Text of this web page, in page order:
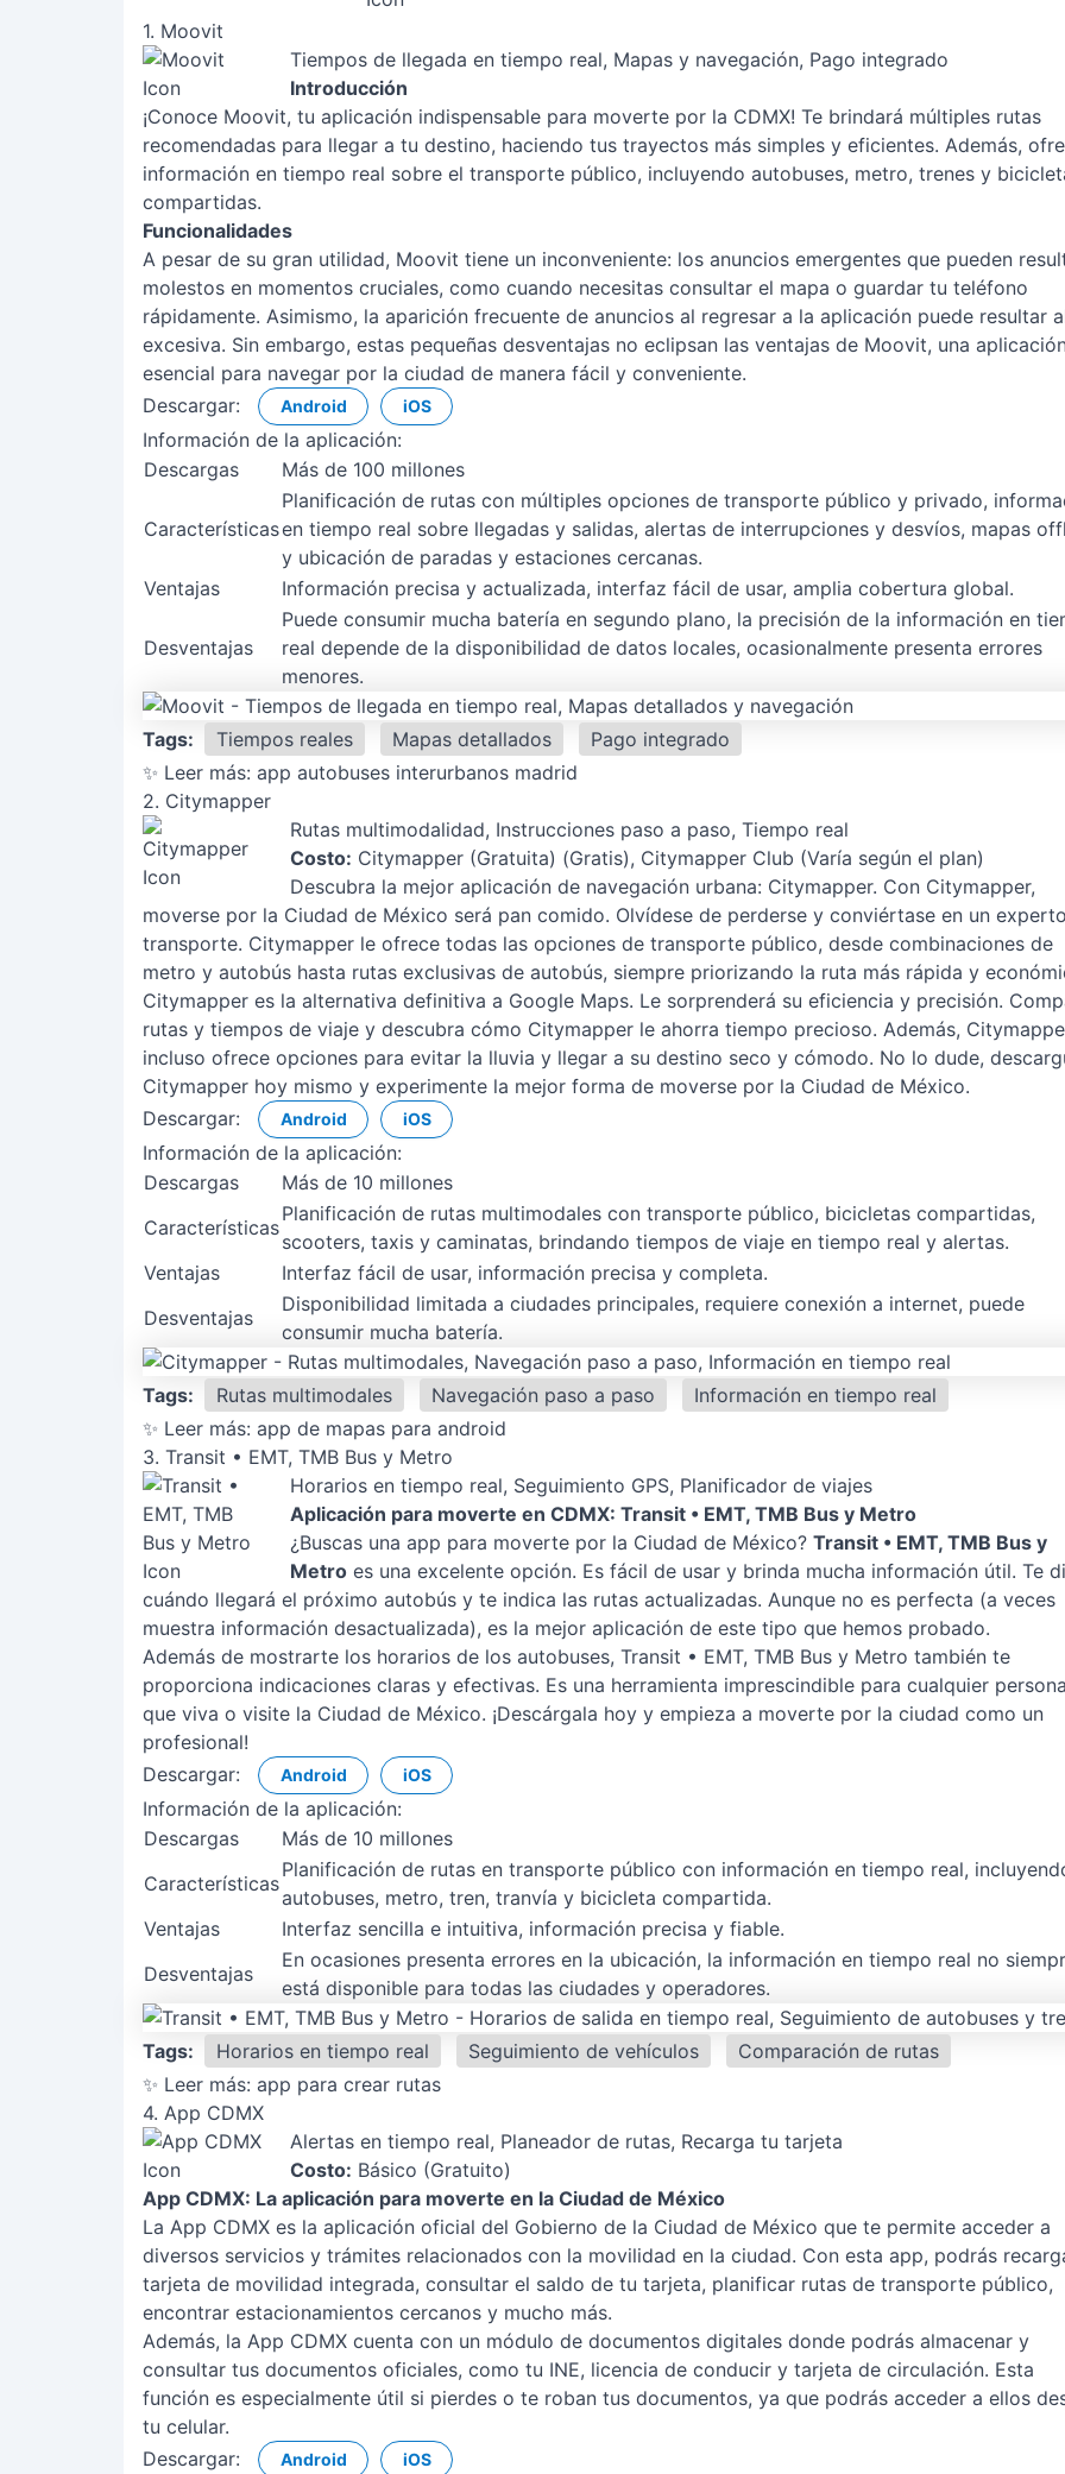
1. Moovit
Tiempos de llegada en tiempo real, Mapas y navegación, Pago integrado
Introducción
¡Conoce Moovit, tu aplicación indispensable para moverte por la CDMX! Te brindará múltiples rutas
recomendadas para llegar a tu destino, haciendo tus trayectos más simples y eficientes. Además,
información en tiempo real sobre el transporte público, incluyendo autobuses, metro, trenes y
compartidas.
Funcionalidades
A pesar de su gran utilidad, Moovit tiene un inconveniente: los anuncios emergentes que pueden
molestos en momentos cruciales, como cuando necesitas consultar el mapa o guardar tu teléfono
rápidamente. Asimismo, la aparición frecuente de anuncios al regresar a la aplicación puede resultar
excesiva. Sin embargo, estas pequeñas desventajas no eclipsan las ventajas de Moovit, una
esencial para navegar por la ciudad de manera fácil y conveniente.
Descargar:
Android iOS
Información de la aplicación:
Descargas
Más de 100 millones
Características
Planificación de rutas con múltiples opciones de transporte público y privado,
en tiempo real sobre llegadas y salidas, alertas de interrupciones y desvíos, mapas
y ubicación de paradas y estaciones cercanas.
Ventajas
Información precisa y actualizada, interfaz fácil de usar, amplia cobertura global.
Desventajas
Puede consumir mucha batería en segundo plano, la precisión de la información en
real depende de la disponibilidad de datos locales, ocasionalmente presenta errores
menores.
Tags: Tiempos reales Mapas detallados
Pago integrado
✨ Leer más: app autobuses interurbanos madrid
2. Citymapper
Rutas multimodalidad, Instrucciones paso a paso, Tiempo real
Costo: Citymapper (Gratuita) (Gratis), Citymapper Club (Varía según el plan)
Descubra la mejor aplicación de navegación urbana: Citymapper. Con Citymapper,
moverse por la Ciudad de México será pan comido. Olvídese de perderse y conviértase en un
transporte. Citymapper le ofrece todas las opciones de transporte público, desde combinaciones de
metro y autobús hasta rutas exclusivas de autobús, siempre priorizando la ruta más rápida y
Citymapper es la alternativa definitiva a Google Maps. Le sorprenderá su eficiencia y precisión.
rutas y tiempos de viaje y descubra cómo Citymapper le ahorra tiempo precioso. Además,
incluso ofrece opciones para evitar la lluvia y llegar a su destino seco y cómodo. No lo dude,
Citymapper hoy mismo y experimente la mejor forma de moverse por la Ciudad de México.
Descargar:
Android iOS
Información de la aplicación:
Descargas
Más de 10 millones
Características
Planificación de rutas multimodales con transporte público, bicicletas compartidas,
scooters, taxis y caminatas, brindando tiempos de viaje en tiempo real y alertas.
Ventajas
Interfaz fácil de usar, información precisa y completa.
Desventajas
Disponibilidad limitada a ciudades principales, requiere conexión a internet, puede
consumir mucha batería.
Tags: Rutas multimodales Navegación paso a paso
Información en tiempo real
✨ Leer más: app de mapas para android
3. Transit • EMT, TMB Bus y Metro
Horarios en tiempo real, Seguimiento GPS, Planificador de viajes
Aplicación para moverte en CDMX: Transit • EMT, TMB Bus y Metro
¿Buscas una app para moverte por la Ciudad de México? Transit • EMT, TMB Bus y
Metro es una excelente opción. Es fácil de usar y brinda mucha información útil. Te
cuándo llegará el próximo autobús y te indica las rutas actualizadas. Aunque no es perfecta (a veces
muestra información desactualizada), es la mejor aplicación de este tipo que hemos probado.
Además de mostrarte los horarios de los autobuses, Transit • EMT, TMB Bus y Metro también te
proporciona indicaciones claras y efectivas. Es una herramienta imprescindible para cualquier persona
que viva o visite la Ciudad de México. ¡Descárgala hoy y empieza a moverte por la ciudad como un
profesional!
Descargar:
Android iOS
Información de la aplicación:
Descargas
Más de 10 millones
Características
Planificación de rutas en transporte público con información en tiempo real,
autobuses, metro, tren, tranvía y bicicleta compartida.
Ventajas
Interfaz sencilla e intuitiva, información precisa y fiable.
Desventajas
En ocasiones presenta errores en la ubicación, la información en tiempo real no
está disponible para todas las ciudades y operadores.
Tags: Horarios en tiempo real Seguimiento de vehículos
Comparación de rutas
✨ Leer más: app para crear rutas
4. App CDMX
Alertas en tiempo real, Planeador de rutas, Recarga tu tarjeta
Costo: Básico (Gratuito)
App CDMX: La aplicación para moverte en la Ciudad de México
La App CDMX es la aplicación oficial del Gobierno de la Ciudad de México que te permite acceder a
diversos servicios y trámites relacionados con la movilidad en la ciudad. Con esta app, podrás
tarjeta de movilidad integrada, consultar el saldo de tu tarjeta, planificar rutas de transporte público,
encontrar estacionamientos cercanos y mucho más.
Además, la App CDMX cuenta con un módulo de documentos digitales donde podrás almacenar y
consultar tus documentos oficiales, como tu INE, licencia de conducir y tarjeta de circulación. Esta
función es especialmente útil si pierdes o te roban tus documentos, ya que podrás acceder a ellos
tu celular.
Descargar:
Android iOS